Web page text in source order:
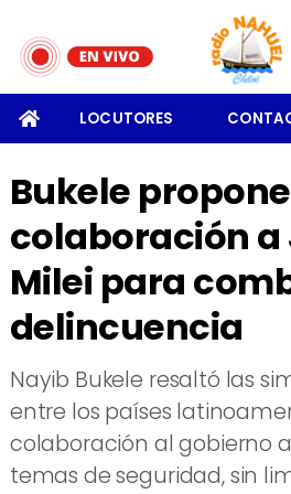
LOCUTORES
Bukele propone
colaboración a
Milei para
delincuencia
Nayib ​Bukele resaltó las
entre los países
colaboración al gobierno
temas de seguridad, sin